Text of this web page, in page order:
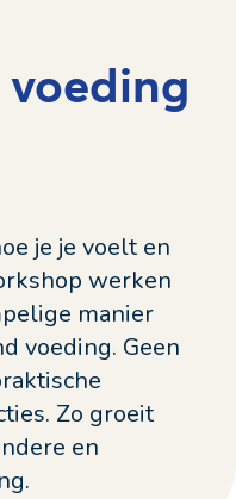
je je voelt en
werken
manier
voeding. Geen
Zo groeit
en